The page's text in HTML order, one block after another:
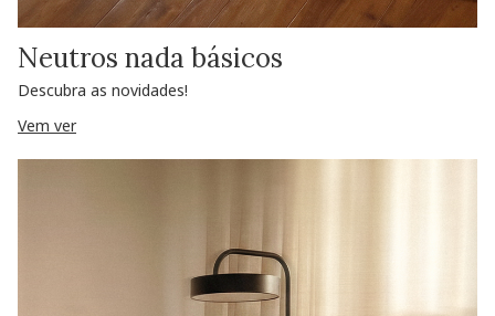
Neutros nada básicos
Descubra as novidades!
Vem ver